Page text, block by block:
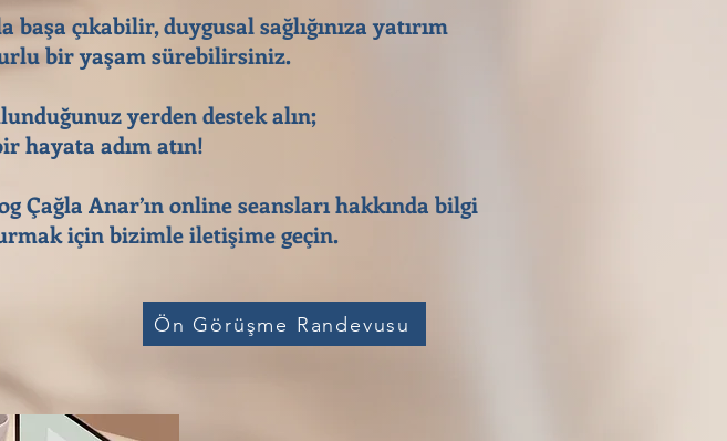
çıkabilir, duygusal sağlığınıza yatırım
bir yaşam sürebilirsiniz.
yerden destek alın;
hayata adım atın!
Anar’ın online seansları hakkında bilgi
için bizimle iletişime geçin.​
Ön Görüşme Randevusu